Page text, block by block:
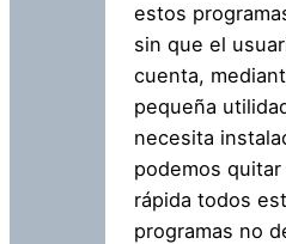
estos
sin que el
cuenta,
pequeña
necesita
podemos
rápida todos
programas no